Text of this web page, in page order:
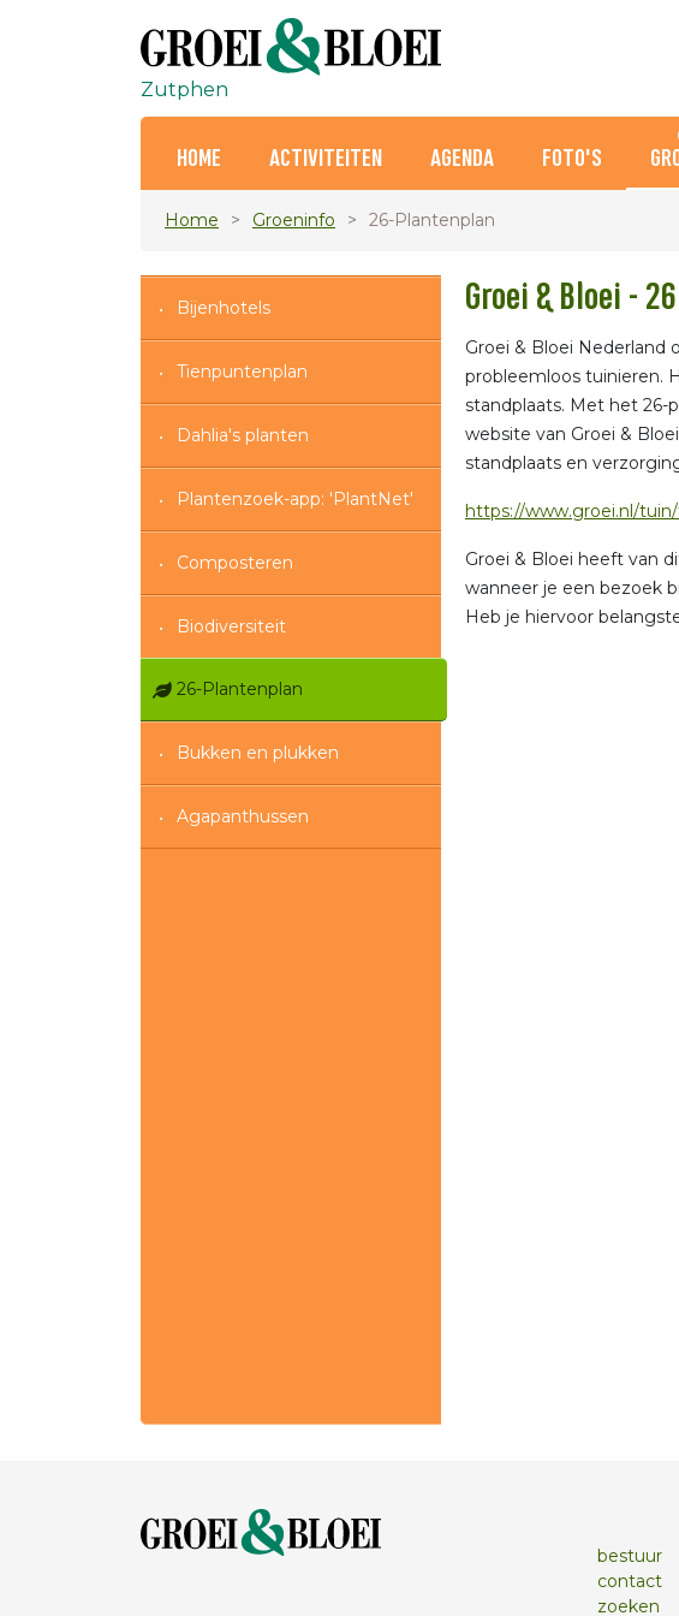
Zutphen
HOME ACTIVITEITEN AGENDA FOTO'S
Home Groeninfo 26-Plantenplan
Bijenhotels
Tienpuntenplan
Dahlia's planten
Plantenzoek-app: 'PlantNet'
Composteren
Biodiversiteit
26-Plantenplan
Bukken en plukken
Agapanthussen
Groei & Bloei -
Groei & Bloei Nederland
probleemloos tuinieren.
standplaats. Met het 26-
website van Groei &
standplaats en
https://www.groei.nl/
Groei & Bloei heeft van
wanneer je een bezoek
Heb je hiervoor
bestuur
contact
zoeken